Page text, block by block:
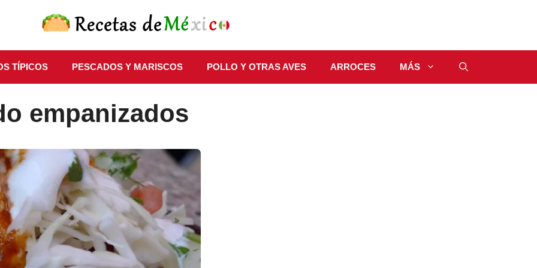
TÍPICOS PESCADOS Y MARISCOS POLLO Y OTRAS AVES ARROCES MÁS
empanizados